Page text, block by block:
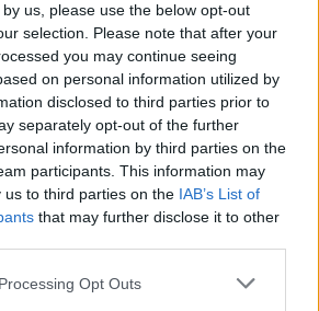
us, please use the below opt-out
selection. Please note that after your
you may continue seeing
on personal information utilized by
disclosed to third parties prior to
separately opt-out of the further
information by third parties on the
participants. This information may
us to third parties on the IAB’s List of
that may further disclose it to other
Opt Outs
csütörtök
kérik a
a vállalatokat és a